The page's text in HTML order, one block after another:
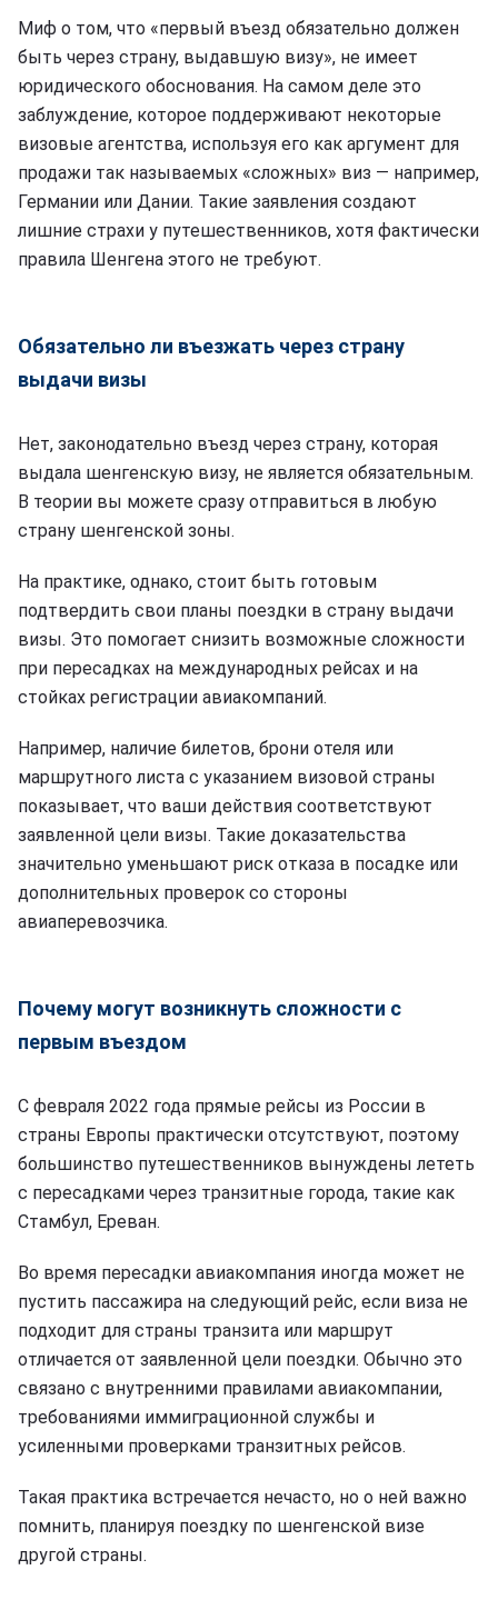
Миф о том, что «первый въезд обязательно должен
быть через страну, выдавшую визу», не имеет
юридического обоснования. На самом деле это
заблуждение, которое поддерживают некоторые
визовые агентства, используя его как аргумент для
продажи так называемых «сложных» виз — например,
Германии или Дании. Такие заявления создают
лишние страхи у путешественников, хотя фактически
правила Шенгена этого не требуют.
Обязательно ли въезжать через страну
выдачи визы
Нет, законодательно въезд через страну, которая
выдала шенгенскую визу, не является обязательным.
В теории вы можете сразу отправиться в любую
страну шенгенской зоны.
На практике, однако, стоит быть готовым
подтвердить свои планы поездки в страну выдачи
визы. Это помогает снизить возможные сложности
при пересадках на международных рейсах и на
стойках регистрации авиакомпаний.
Например, наличие билетов, брони отеля или
маршрутного листа с указанием визовой страны
показывает, что ваши действия соответствуют
заявленной цели визы. Такие доказательства
значительно уменьшают риск отказа в посадке или
дополнительных проверок со стороны
авиаперевозчика.
Почему могут возникнуть сложности с
первым въездом
С февраля 2022 года прямые рейсы из России в
страны Европы практически отсутствуют, поэтому
большинство путешественников вынуждены лететь
с пересадками через транзитные города, такие как
Стамбул, Ереван.
Во время пересадки авиакомпания иногда может не
пустить пассажира на следующий рейс, если виза не
подходит для страны транзита или маршрут
отличается от заявленной цели поездки. Обычно это
связано с внутренними правилами авиакомпании,
требованиями иммиграционной службы и
усиленными проверками транзитных рейсов.
Такая практика встречается нечасто, но о ней важно
помнить, планируя поездку по шенгенской визе
другой страны.